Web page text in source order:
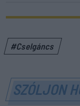
#Cselgáncs
SZÓLJON